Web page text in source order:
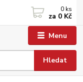
Menu
Hledat
0 ks
za 0 Kč